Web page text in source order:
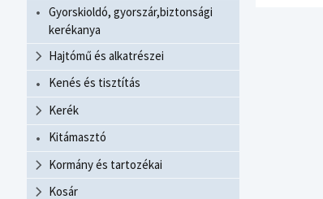
Gyorskioldó, gyorszár,biztonsági
kerékanya
Hajtómű és alkatrészei
Kenés és tisztítás
Kerék
Kitámasztó
Kormány és tartozékai
Kosár